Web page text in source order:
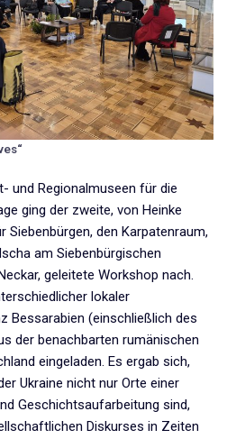
und Regionalmuseen für die
ging der zweite, von Heinke
Siebenbürgen, den Karpatenraum,
am Siebenbürgischen
geleitete Workshop nach.
lokaler
Bessarabien (einschließlich des
der benachbarten rumänischen
eingeladen. Es ergab sich,
Ukraine nicht nur Orte einer
Geschichtsaufarbeitung sind,
Diskurses in Zeiten